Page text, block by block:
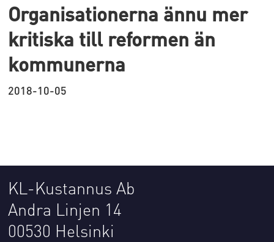
Organisationerna ännu mer
kritiska till reformen än
kommunerna
2018-10-05
KL-Kustannus Ab
Andra Linjen 14
00530 Helsinki